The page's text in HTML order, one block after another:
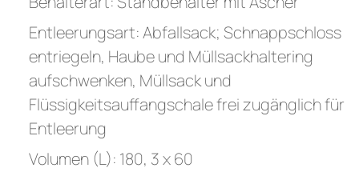
Entleerungsart: Abfallsack; Schnappschloss
entriegeln, Haube und Müllsackhaltering
aufschwenken, Müllsack und
Flüssigkeitsauffangschale frei zugänglich für
Entleerung
Volumen (L): 180, 3 x 60